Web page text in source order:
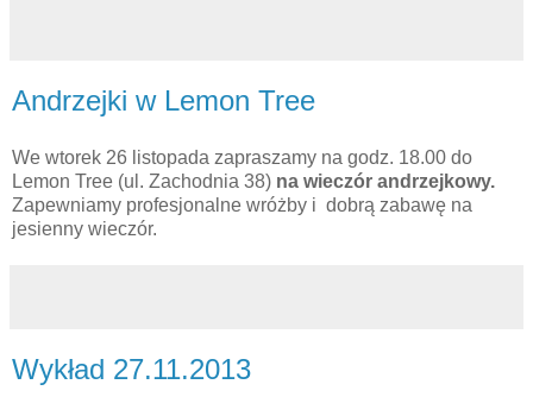
Andrzejki w Lemon Tree
We wtorek 26 listopada zapraszamy na godz. 18.00 do
Lemon Tree (ul. Zachodnia 38) na wieczór andrzejkowy.
Zapewniamy profesjonalne wróżby i dobrą zabawę na
jesienny wieczór.
Wykład 27.11.2013